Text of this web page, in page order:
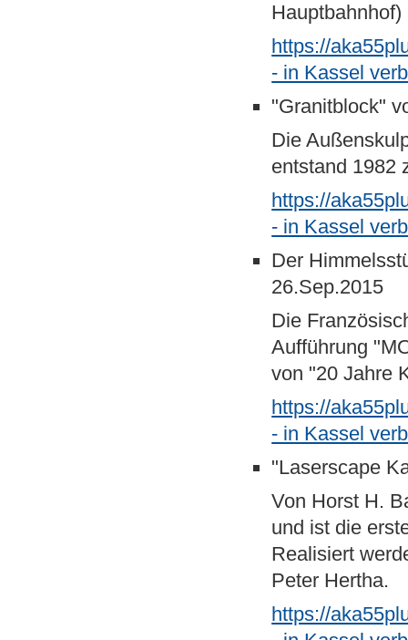
Hauptbahnhof)
https://
- in Kassel
"Granitblock"
Die
entstand 1982
https://
- in Kassel
Der
26.Sep.2015
Die
Aufführung
von "20 Jahre
https://
- in Kassel
"Laserscape
Von Horst H.
und ist die
Realisiert
Peter Hertha.
https://